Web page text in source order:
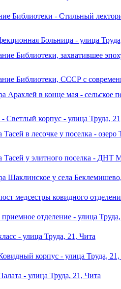
Библиотеки - Стильный
Больница - улица
Библиотеки, захватившее
Библиотеки, СССР с
Арахлей в конце мая -
Светлый корпус - улица Труда,
Тасей в лесочке у поселка -
Тасей у элитного поселка - ДНТ
Шаклинское у села
медсестры ковидного
отделение - улица
- улица Труда, 21, Чита
корпус - улица Труда, 21,
- улица Труда, 21, Чита